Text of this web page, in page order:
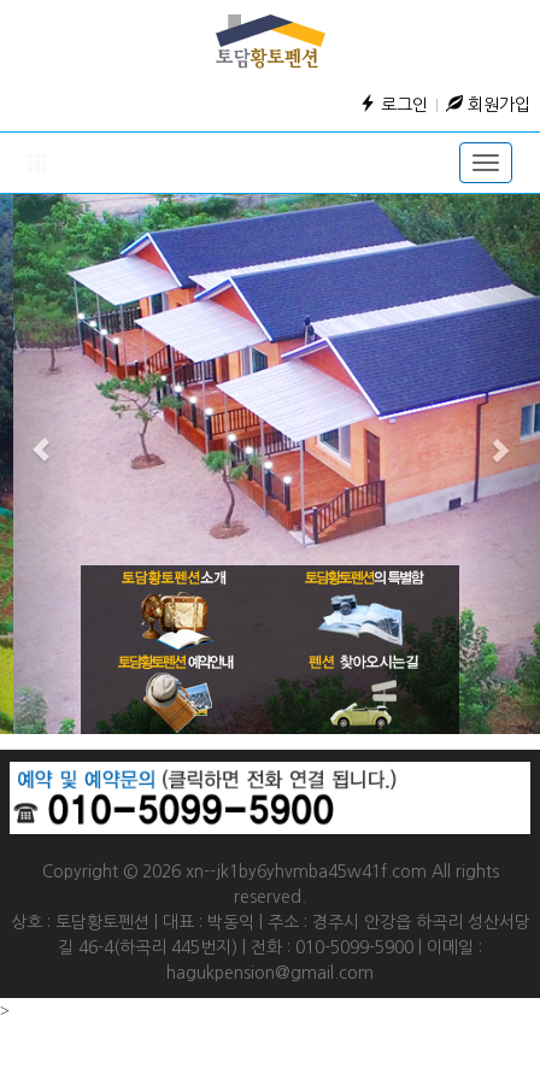
로그인 회원가입
Toggle
Copyright © 2026 xn--jk1by6yhvmba45w41f.com All rights
reserved.
상호 : 토담황토펜션 | 대표 : 박동익 | 주소 : 경주시 안강읍 하곡리 성산서당
길 46-4(하곡리 445번지) | 전화 : 010-5099-5900 | 이메일 :
hagukpension@gmail.com
>